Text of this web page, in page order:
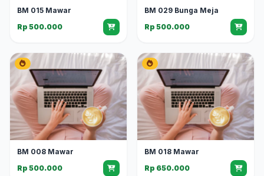
BM 015 Mawar
Rp 500.000
BM 029 Bunga Meja
Rp 500.000
BM 008 Mawar
Rp 500.000
BM 018 Mawar
Rp 650.000